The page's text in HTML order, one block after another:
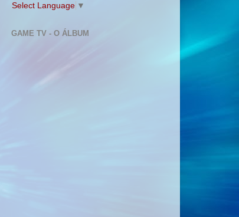
Select Language ▼
GAME TV - O ÁLBUM